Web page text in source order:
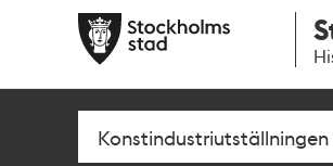
navigationen
huvudinnehållet
Sök